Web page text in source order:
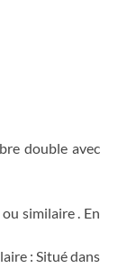
au Pirée, à
double avec
similaire . En
: Situé dans